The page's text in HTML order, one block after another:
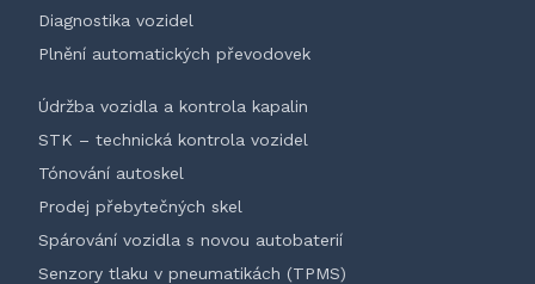
Diagnostika vozidel
Plnění automatických převodovek
Údržba vozidla a kontrola kapalin
STK – technická kontrola vozidel
Tónování autoskel
Prodej přebytečných skel
Spárování vozidla s novou autobaterií
Senzory tlaku v pneumatikách (TPMS)